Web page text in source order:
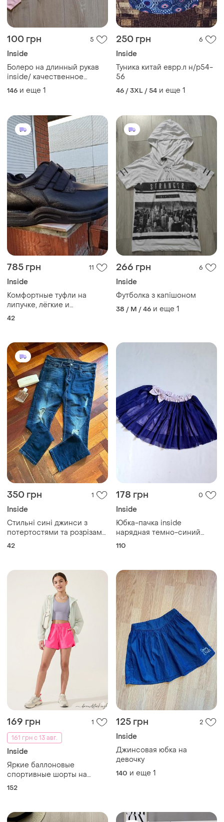
100 грн 5
Inside
Болеро на длинный рукав
inside/ качественное
болеро накидка
персикового цвета
146 и еще 1
250 грн 6
Inside
Туника китай еврр.л н/р54-
56
46 / 3XL / 54 и еще 1
785 грн 11
Inside
Комфортные туфли на
липучке, лёгкие и
комфортные
42
266 грн 6
Inside
Футболка з капішоном
38 / M / 46 и еще 1
350 грн 1
Inside
Стильні сині джинси з
потертостями та розрізами
| розмір 42 (l) | відмінний
42
178 грн 0
Inside
Юбка-пачка inside
нарядная темно-синий
фатин с сиреневым
110
169 грн
1
161 грн с 13 авг.
Inside
Яркие баллоновые
спортивные шорты на
девочку 152 см
152
125 грн 2
Inside
Джинсовая юбка на
девочку
140 и еще 1